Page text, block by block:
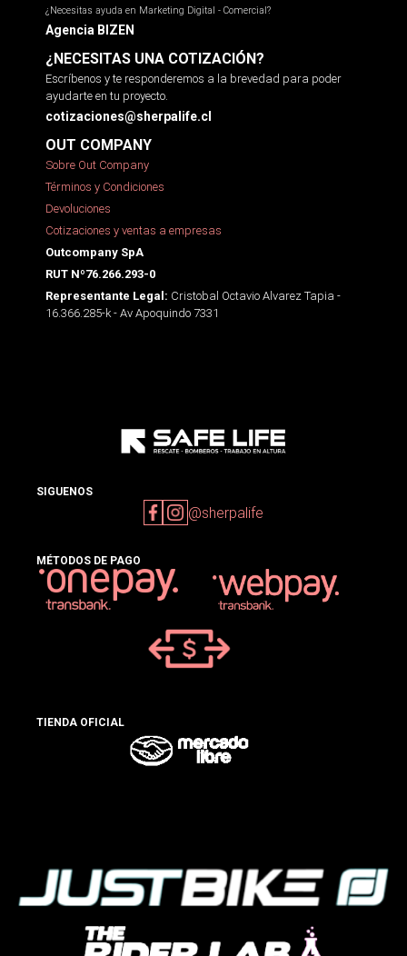
¿Necesitas ayuda en Marketing Digital - Comercial?
Agencia BIZEN
¿NECESITAS UNA COTIZACIÓN?
Escríbenos y te responderemos a la brevedad para poder
ayudarte en tu proyecto.
cotizaciones@sherpalife.cl
OUT COMPANY
Sobre Out Company
Términos y Condiciones
Devoluciones
Cotizaciones y ventas a empresas
Outcompany SpA
RUT Nº76.266.293-0
Representante Legal: Cristobal Octavio Alvarez Tapia -
16.366.285-k - Av Apoquindo 7331
SIGUENOS
@sherpalife
MÉTODOS DE PAGO
TIENDA OFICIAL